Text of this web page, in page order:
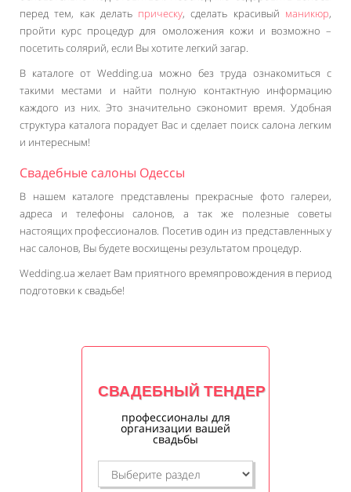
перед тем, как делать прическу, сделать красивый маникюр,
пройти курс процедур для омоложения кожи и возможно –
посетить солярий, если Вы хотите легкий загар.
В каталоге от Wedding.ua можно без труда ознакомиться с
такими местами и найти полную контактную информацию
каждого из них. Это значительно сэкономит время. Удобная
структура каталога порадует Вас и сделает поиск салона легким
и интересным!
Свадебные салоны Одессы
В нашем каталоге представлены прекрасные фото галереи,
адреса и телефоны салонов, а так же полезные советы
настоящих профессионалов. Посетив один из представленных у
нас салонов, Вы будете восхищены результатом процедур.
Wedding.ua желает Вам приятного времяпровождения в период
подготовки к свадьбе!
СВАДЕБНЫЙ ТЕНДЕР
профессионалы для
организации вашей
свадьбы